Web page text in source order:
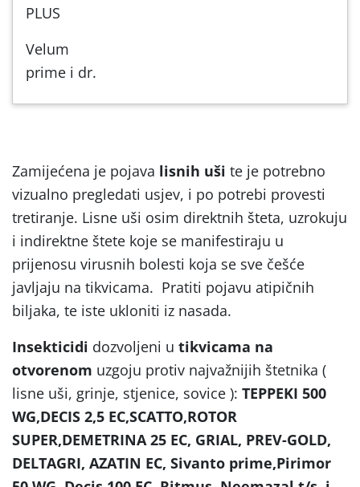
PLUS
Velum
prime i dr.
Zamijećena je pojava lisnih uši te je potrebno
vizualno pregledati usjev, i po potrebi provesti
tretiranje. Lisne uši osim direktnih šteta, uzrokuju
i indirektne štete koje se manifestiraju u
prijenosu virusnih bolesti koja se sve češće
javljaju na tikvicama. Pratiti pojavu atipičnih
biljaka, te iste ukloniti iz nasada.
Insekticidi dozvoljeni u tikvicama na
otvorenom uzgoju protiv najvažnijih štetnika (
lisne uši, grinje, stjenice, sovice ): TEPPEKI 500
WG,DECIS 2,5 EC,SCATTO,ROTOR
SUPER,DEMETRINA 25 EC, GRIAL, PREV-GOLD,
DELTAGRI, AZATIN EC, Sivanto prime,Pirimor